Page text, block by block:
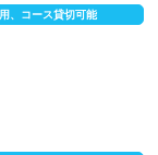
、コース貸切可能